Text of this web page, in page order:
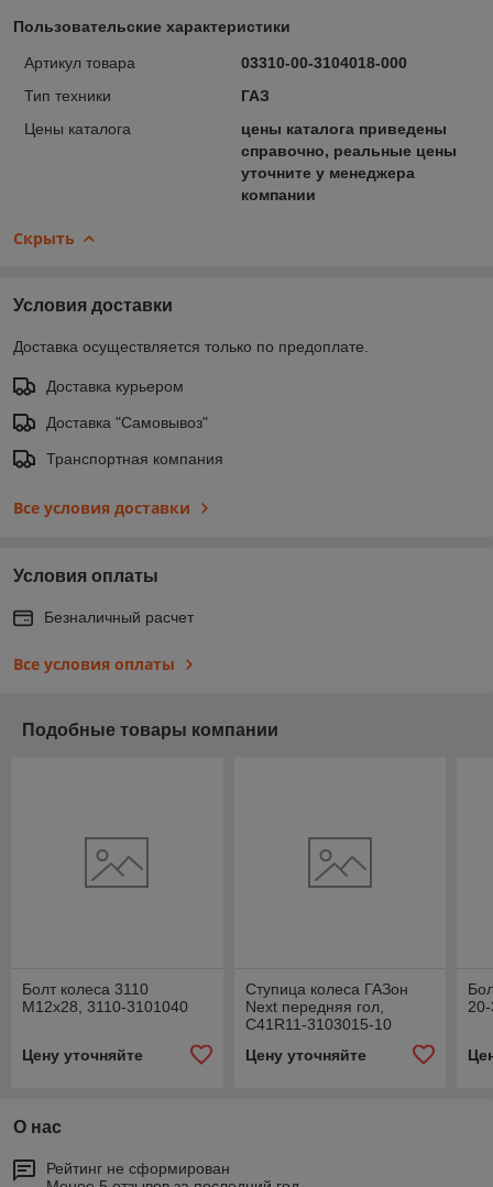
Пользовательские характеристики
Артикул товара
03310-00-3104018-000
Тип техники
ГАЗ
Цены каталога
цены каталога приведены
справочно, реальные цены
уточните у менеджера
компании
Скрыть
Условия доставки
Доставка осуществляется только по предоплате.
Доставка курьером
Доставка "Самовывоз"
Транспортная компания
Все условия доставки
Условия оплаты
Безналичный расчет
Все условия оплаты
Подобные товары компании
Болт колеса 3110
М12х28, 3110-3101040
Цену уточняйте
Ступица колеса ГАЗон
Next передняя гол,
С41R11-3103015-10
Цену уточняйте
О нас
Рейтинг не сформирован